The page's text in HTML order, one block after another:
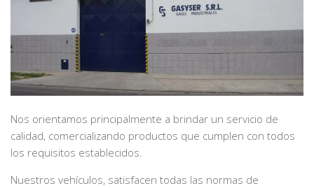
Nos orientamos principalmente a brindar un servicio de
calidad, comercializando productos que cumplen con todos
los requisitos establecidos.
Nuestros vehículos, satisfacen todas las normas de